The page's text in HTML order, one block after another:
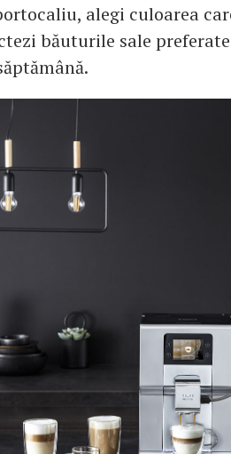
alegi culoarea
băuturile sale